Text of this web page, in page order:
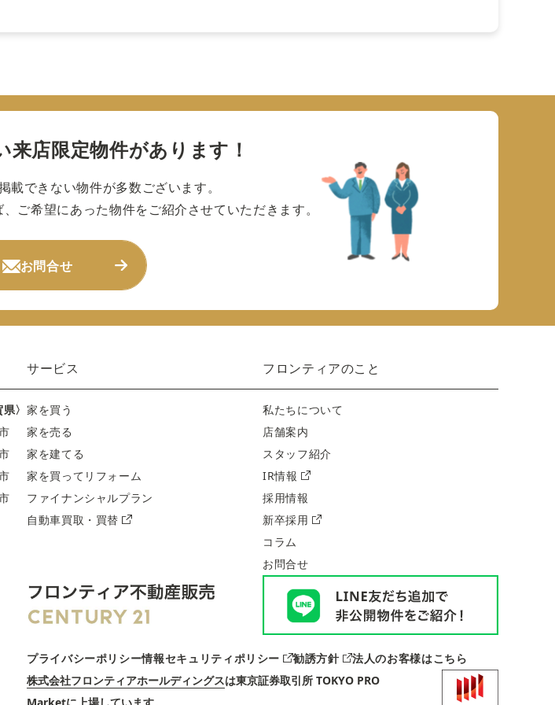
来店限定物件があります！
載できない物件が多数ございます。
ご希望にあった物件をご紹介させていただきます。
お問合せ
〉
サービス
家を買う
家を売る
家を建てる
家を買ってリフォーム
ファイナンシャルプラン
自動車買取・買替
フロンティアのこと
私たちについて
店舗案内
スタッフ紹介
IR情報
採用情報
新卒採用
コラム
お問合せ
プライバシーポリシー情報セキュリティポリシー 勧誘方針
法人のお客様はこちら
株式会社フロンティアホールディングスは東京証券取引所 TOKYO PRO